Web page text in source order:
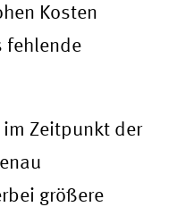
Kosten
fehlende
im Zeitpunkt der
größere